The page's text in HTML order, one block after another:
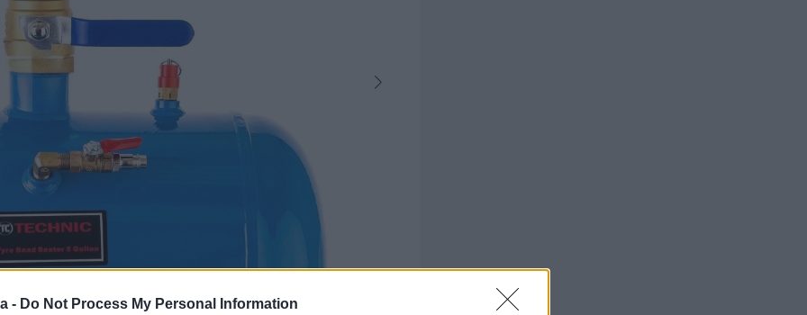
- Do Not Process My Personal Information